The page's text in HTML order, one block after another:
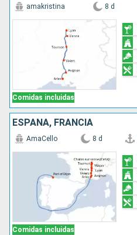
Comidas incluidas
amakristina 8 d
ESPAÑA, FRANCIA
Comidas incluidas
AmaCello 8 d